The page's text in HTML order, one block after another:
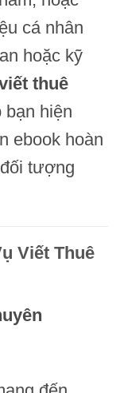
cá nhân
hoặc kỹ
thuê
bạn hiện
ebook hoàn
tượng
Viết Thuê